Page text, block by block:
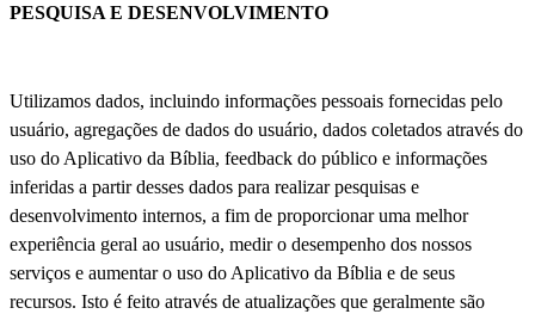
PESQUISA E DESENVOLVIMENTO
Utilizamos dados, incluindo informações pessoais fornecidas pelo
usuário, agregações de dados do usuário, dados coletados através do
uso do Aplicativo da Bíblia, feedback do público e informações
inferidas a partir desses dados para realizar pesquisas e
desenvolvimento internos, a fim de proporcionar uma melhor
experiência geral ao usuário, medir o desempenho dos nossos
serviços e aumentar o uso do Aplicativo da Bíblia e de seus
recursos. Isto é feito através de atualizações que geralmente são